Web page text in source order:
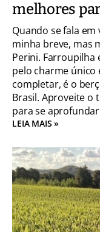
melhores
Quando se fala
minha breve, mas
Perini. Farroupilha
pelo charme único
completar, é o
Brasil. Aproveite o
para se
LEIA MAIS »